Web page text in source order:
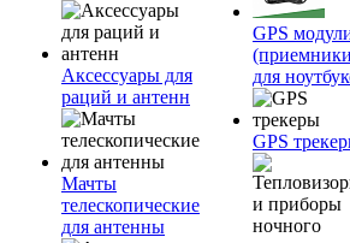
Аксессуары для
раций и антенн
Мачты
телескопические
для антенны
GPS
для
GPS